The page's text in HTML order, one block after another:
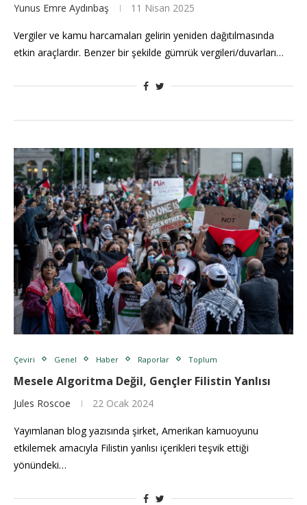
Yunus Emre Aydınbaş 11 Nisan 2025
Vergiler ve kamu harcamaları gelirin yeniden dağıtılmasında
etkin araçlardır. Benzer bir şekilde gümrük vergileri/duvarları…
Çeviri Genel Haber Raporlar Toplum
Mesele Algoritma Değil, Gençler Filistin Yanlısı
Jules Roscoe 22 Ocak 2024
Yayımlanan blog yazısında şirket, Amerikan kamuoyunu
etkilemek amacıyla Filistin yanlısı içerikleri teşvik ettiği
yönündeki…